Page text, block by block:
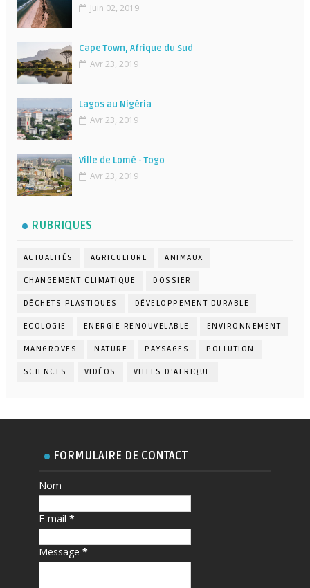
Juin 02, 2019
Cape Town, Afrique du Sud
Avr 23, 2019
Lagos au Nigéria
Avr 23, 2019
Ville de Lomé - Togo
Avr 23, 2019
RUBRIQUES
ACTUALITÉS AGRICULTURE ANIMAUX
CHANGEMENT CLIMATIQUE DOSSIER
DÉCHETS PLASTIQUES DÉVELOPPEMENT DURABLE
ECOLOGIE ENERGIE RENOUVELABLE ENVIRONNEMENT
MANGROVES NATURE PAYSAGES POLLUTION
SCIENCES VIDÉOS VILLES D'AFRIQUE
FORMULAIRE DE CONTACT
Nom
E-mail*
Message*